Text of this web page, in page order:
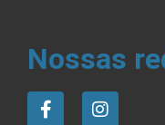
Nossas